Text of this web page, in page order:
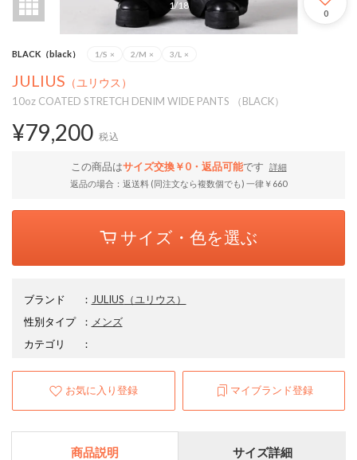
1/18
0
BLACK（black） 1/S × 2/M × 3/L ×
JULIUS （ユリウス）
10oz COATED STRETCH DENIM WIDE PANTS （BLACK）
¥79,200 税込
この商品はサイズ交換￥0・返品可能です
詳細
返品の場合：返送料 (同注文なら複数個でも) 一律￥660
サイズ・色を選ぶ
ブランド ： JULIUS （ユリウス）
性別タイプ
： メンズ
カテゴリ
：
お気に入り登録 マイブランド登録
商品説明 サイズ詳細